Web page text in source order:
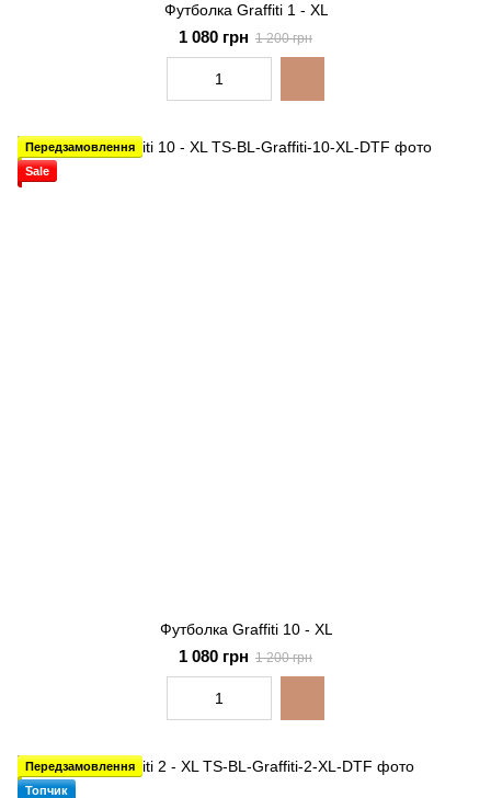
Футболка Graffiti 1 - XL
1 080 грн 1 200 грн
Передзамовлення
Sale
Футболка Graffiti 10 - XL
1 080 грн 1 200 грн
Передзамовлення
Топчик